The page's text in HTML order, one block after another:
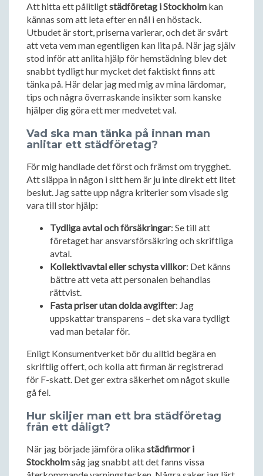
Att hitta ett pålitligtstädföretag i Stockholm kan
kännas som att leta efter en nål i en höstack.
Utbudet är stort, priserna varierar, och det är svårt
att veta vem man egentligen kan lita på. När jag själv
stod inför att anlita hjälp för hemstädning blev det
snabbt tydligt hur mycket det faktiskt finns att
tänka på. Här delar jag med mig av mina lärdomar,
tips och några överraskande insikter som kanske
hjälper dig göra ett mer medvetet val.
Vad ska man tänka på innan man
anlitar ett städföretag?
För mig handlade det först och främst om trygghet.
Att släppa in någon i sitt hem är ju inte direkt ett litet
beslut. Jag satte upp några kriterier som visade sig
vara till stor hjälp:
Tydliga avtal och försäkringar: Se till att
företaget har ansvarsförsäkring och skriftliga
avtal.
Kollektivavtal eller schysta villkor: Det känns
bättre att veta att personalen behandlas
rättvist.
Fasta priser utan dolda avgifter: Jag
uppskattar transparens – det ska vara tydligt
vad man betalar för.
Enligt Konsumentverket bör du alltid begära en
skriftlig offert, och kolla att firman är registrerad
för F-skatt. Det ger extra säkerhet om något skulle
gå fel.
Hur skiljer man ett bra städföretag
från ett dåligt?
När jag började jämföra olikastädfirmor i
Stockholmsåg jag snabbt att det fanns vissa